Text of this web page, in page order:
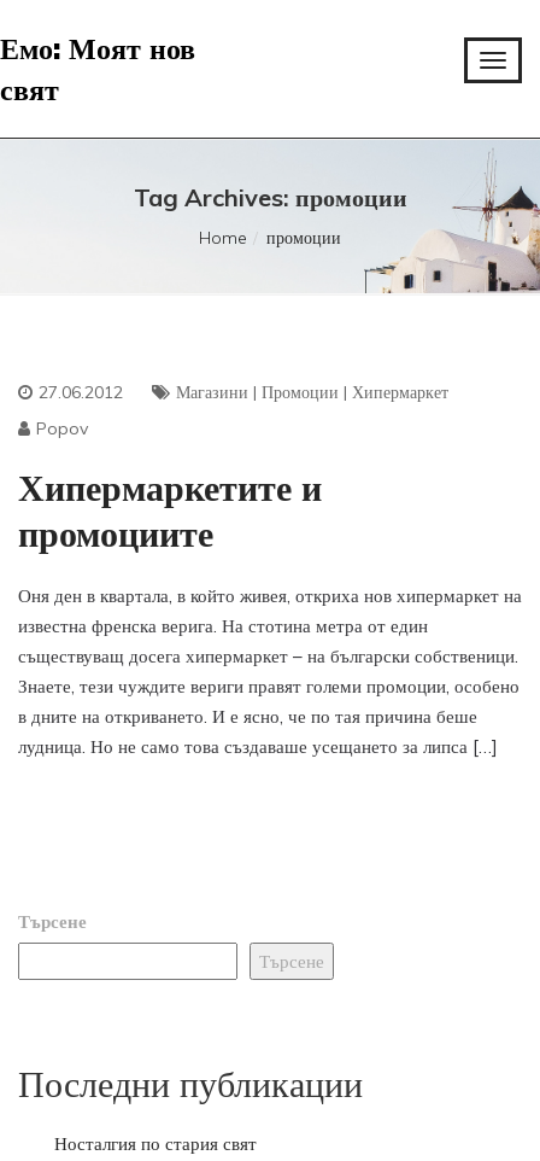
Емо: Моят нов
свят
Tag Archives: промоции
Home промоции
27.06.2012 Магазини | Промоции | Хипермаркет
Popov
Хипермаркетите и
промоциите
Оня ден в квартала, в който живея, откриха нов хипермаркет на
известна френска верига. На стотина метра от един
съществуващ досега хипермаркет – на български собственици.
Знаете, тези чуждите вериги правят големи промоции, особено
в дните на откриването. И е ясно, че по тая причина беше
лудница. Но не само това създаваше усещането за липса […]
Търсене
Търсене
Последни публикации
Носталгия по стария свят